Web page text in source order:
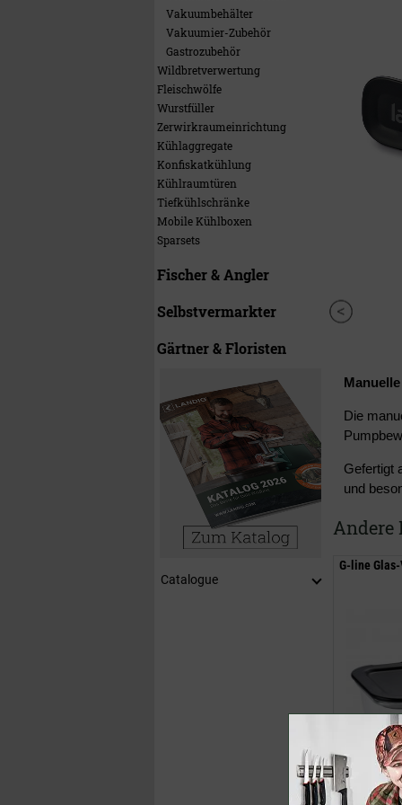
Vakuumbehälter
Vakuumier-Zubehör
Gastrozubehör
Wildbretverwertung
Fleischwölfe
Wurstfüller
Zerwirkraumeinrichtung
Kühlaggregate
Konfiskatkühlung
Kühlraumtüren
Tiefkühlschränke
Mobile Kühlboxen
Sparsets
Fischer & Angler
Selbstvermarkter
Gärtner & Floristen
Catalogue
Die
Gefertigt
und
Andere
G-line